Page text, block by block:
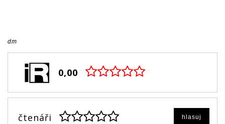
dm
0,00
čtenáři hlasuj